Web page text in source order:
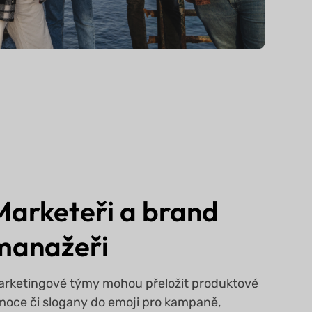
a brand
týmy mohou přeložit produktové
či slogany do emoji pro kampaně,